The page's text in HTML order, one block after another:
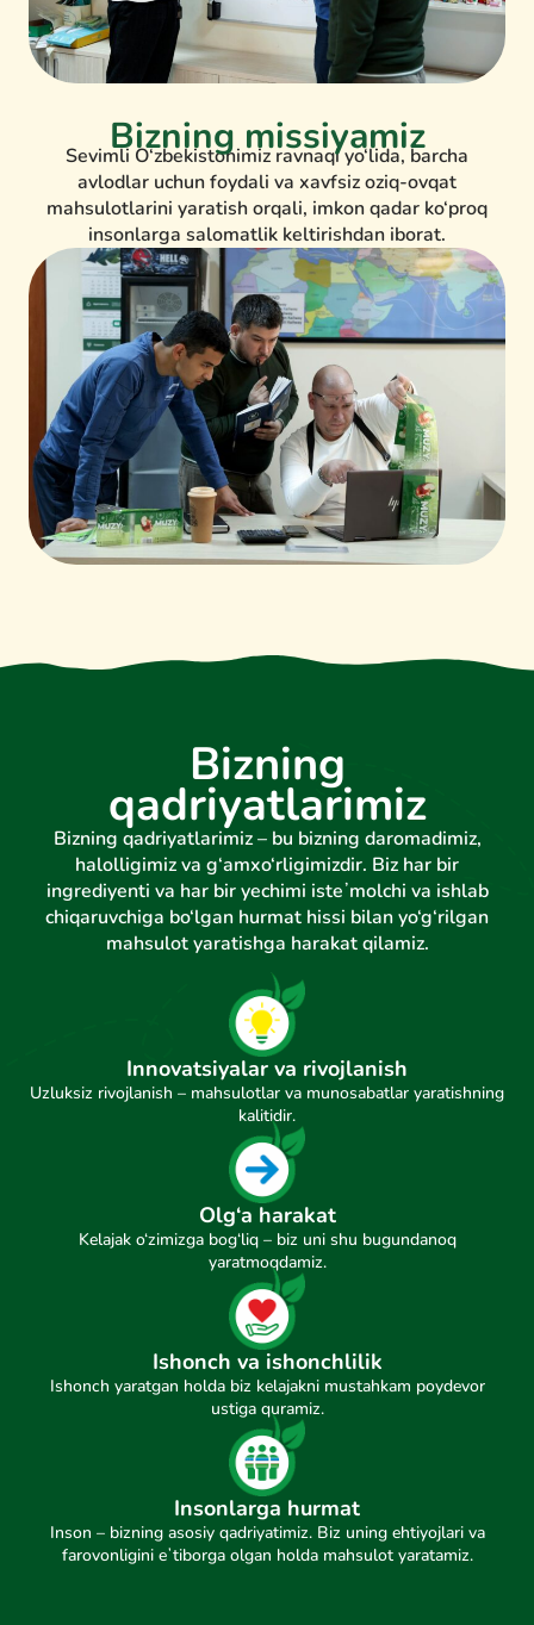
Bizning missiyamiz
Sevimli O‘zbekistonimiz ravnaqi yo‘lida, barcha
avlodlar uchun foydali va xavfsiz oziq-ovqat
mahsulotlarini yaratish orqali, imkon qadar ko‘proq
insonlarga salomatlik keltirishdan iborat.
Bizning
qadriyatlarimiz
Bizning qadriyatlarimiz – bu bizning daromadimiz,
halolligimiz va g‘amxo‘rligimizdir. Biz har bir
ingrediyenti va har bir yechimi isteʼmolchi va ishlab
chiqaruvchiga bo‘lgan hurmat hissi bilan yo‘g‘rilgan
mahsulot yaratishga harakat qilamiz.
Innovatsiyalar va rivojlanish
Uzluksiz rivojlanish – mahsulotlar va munosabatlar yaratishning
kalitidir.
Olg‘a harakat
Kelajak o‘zimizga bog‘liq – biz uni shu bugundanoq
yaratmoqdamiz.
Ishonch va ishonchlilik
Ishonch yaratgan holda biz kelajakni mustahkam poydevor
ustiga quramiz.
Insonlarga hurmat
Inson – bizning asosiy qadriyatimiz. Biz uning ehtiyojlari va
farovonligini eʼtiborga olgan holda mahsulot yaratamiz.